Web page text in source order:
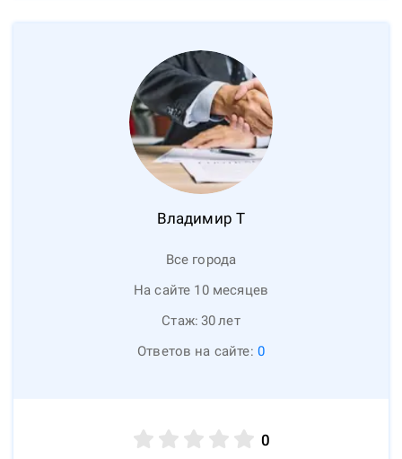
Владимир Т
Все города
На сайте 10 месяцев
Стаж: 30лет
Ответов на сайте: 0
0